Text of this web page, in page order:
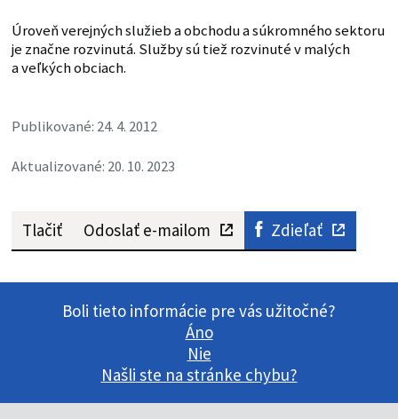
Úroveň verejných služieb a obchodu a súkromného sektoru
je značne rozvinutá. Služby sú tiež rozvinuté v malých
a veľkých obciach.
Publikované: 24. 4. 2012
Aktualizované: 20. 10. 2023
Tlačiť Odoslať e-mailom Zdieľať
Boli tieto informácie pre vás užitočné?
Áno
Nie
Našli ste na stránke chybu?